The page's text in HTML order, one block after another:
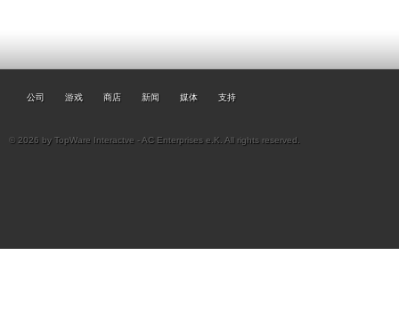
公司 游戏 商店 新闻 媒体 支持
© 2026 by TopWare Interactve - AC Enterprises e.K. All rights reserved.